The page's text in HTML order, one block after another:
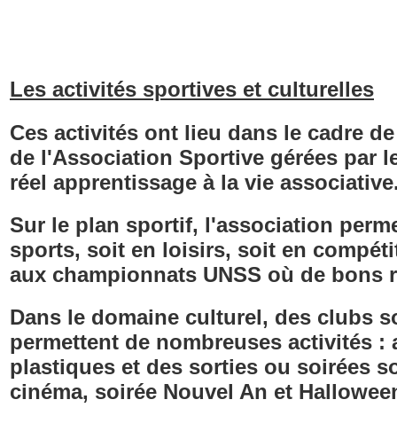
Les activités sportives et culturelles
Ces activités ont lieu dans le cadre
de l'Association Sportive gérées par
réel apprentissage à la vie
Sur le plan sportif, l'association
sports, soit en loisirs, soit en
aux championnats UNSS où de bons
Dans le domaine culturel, des clubs
permettent de nombreuses activités :
plastiques et des sorties ou soirées
cinéma, soirée Nouvel An et